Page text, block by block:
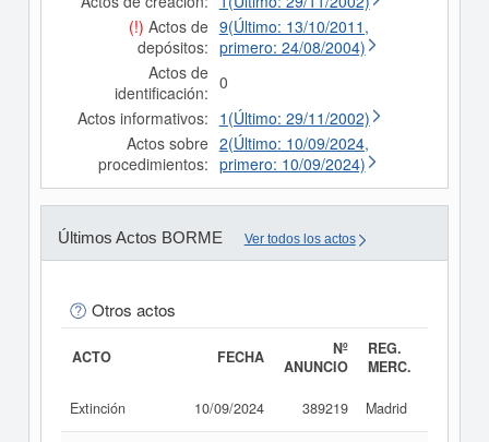
(!) Actos de
depósitos:
9(Último: 13/10/2011,
primero: 24/08/2004)
Actos de
identificación: 0
Actos informativos: 1(Último: 29/11/2002)
Actos sobre
procedimientos:
2(Último: 10/09/2024,
primero: 10/09/2024)
Últimos Actos BORME Ver todos los actos
Otros actos
ACTO FECHA
Nº
ANUNCIO
REG.
MERC.
Extinción 10/09/2024 389219 Madrid